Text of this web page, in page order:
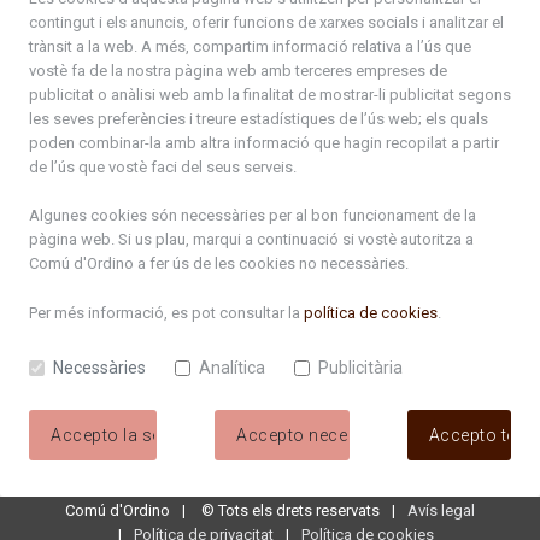
+376 878 100
De Dl. a Dv. : de 8 a 16h (els divendres a partir de l'1 de juny
fins al divendres de la setmana de Meritxell : de 8 a 14h)
Rep tota l'actualitat del Comú d'Ordino en el teu correu
Subscriu-te
contingut i els anuncis, oferir funcions de xarxes socials i analitzar el
trànsit a la web. A més, compartim informació relativa a l’ús que
vostè fa de la nostra pàgina web amb terceres empreses de
publicitat o anàlisi web amb la finalitat de mostrar-li publicitat segons
les seves preferències i treure estadístiques de l’ús web; els quals
poden combinar-la amb altra informació que hagin recopilat a partir
de l’ús que vostè faci del seus serveis.
Algunes cookies són necessàries per al bon funcionament de la
pàgina web. Si us plau, marqui a continuació si vostè autoritza a
Comú d'Ordino a fer ús de les cookies no necessàries.
Per més informació, es pot consultar la política de cookies.
Necessàries Analítica Publicitària
Accepto la selecció Accepto necessàries Accepto
Comú d'Ordino ©Tots els drets reservats
Avís legal
Política de privacitat
Política de cookies